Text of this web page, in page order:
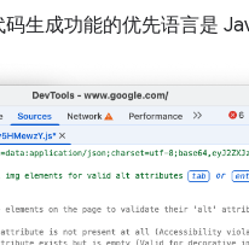
生成功能的优先语言是